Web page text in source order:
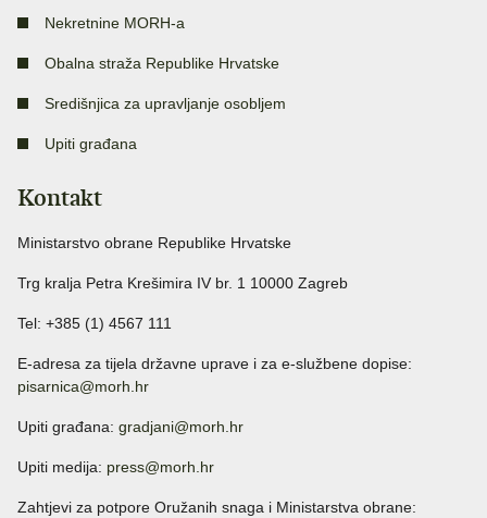
Nekretnine MORH-a
Obalna straža Republike Hrvatske
Središnjica za upravljanje osobljem
Upiti građana
Kontakt
Ministarstvo obrane Republike Hrvatske
Trg kralja Petra Krešimira IV br. 1 10000 Zagreb
Tel: +385 (1) 4567 111
E-adresa za tijela državne uprave i za e-službene dopise:
pisarnica@morh.hr
Upiti građana: gradjani@morh.hr
Upiti medija: press@morh.hr
Zahtjevi za potpore Oružanih snaga i Ministarstva obrane: